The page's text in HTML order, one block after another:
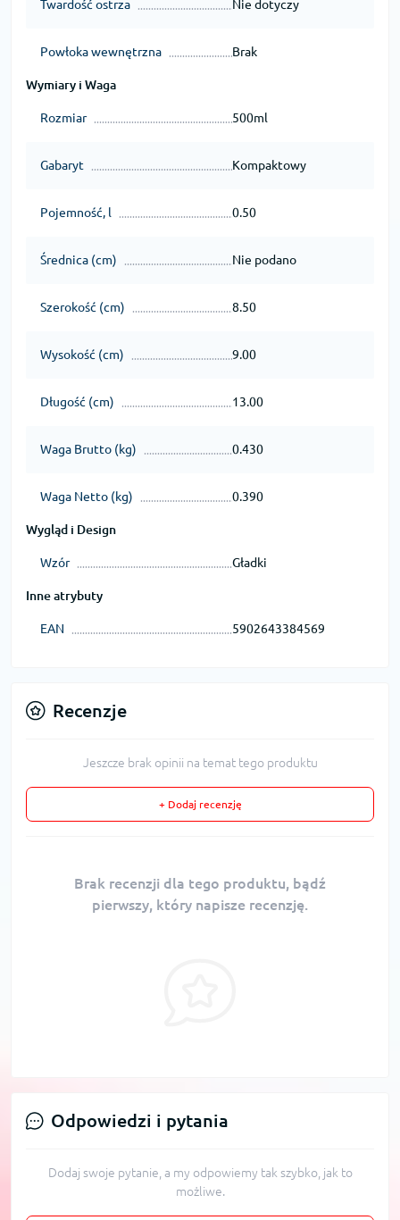
Twardość ostrza Nie dotyczy
Powłoka wewnętrzna Brak
Wymiary i Waga
Rozmiar 500ml
Gabaryt Kompaktowy
Pojemność, l 0.50
Średnica (cm) Nie podano
Szerokość (cm) 8.50
Wysokość (cm) 9.00
Długość (cm) 13.00
Waga Brutto (kg) 0.430
Waga Netto (kg) 0.390
Wygląd i Design
Wzór Gładki
Inne atrybuty
EAN 5902643384569
Recenzje
Jeszcze brak opinii na temat tego produktu
+ Dodaj recenzję
Brak recenzji dla tego produktu, bądź
pierwszy, który napisze recenzję.
Odpowiedzi i pytania
Dodaj swoje pytanie, a my odpowiemy tak szybko, jak to
możliwe.